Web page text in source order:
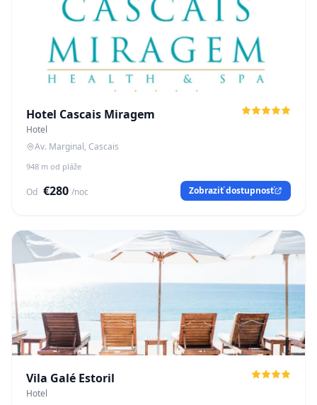
Hotel Cascais Miragem
Hotel
Av. Marginal, Cascais
948 m od pláže
Od €280 /noc Zobraziť dostupnosť
Vila Galé Estoril
Hotel